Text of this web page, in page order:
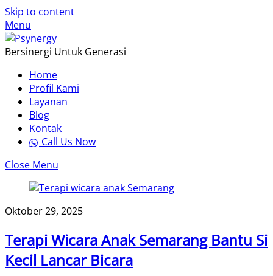
Skip to content
Menu
Bersinergi Untuk Generasi
Home
Profil Kami
Layanan
Blog
Kontak
Call Us Now
Close Menu
Oktober 29, 2025
Terapi Wicara Anak Semarang Bantu Si
Kecil Lancar Bicara